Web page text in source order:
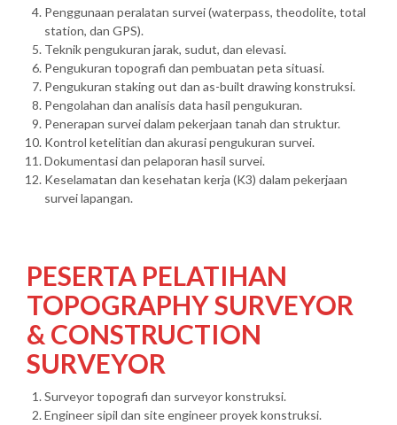
Penggunaan peralatan survei (waterpass, theodolite, total
station, dan GPS).
Teknik pengukuran jarak, sudut, dan elevasi.
Pengukuran topografi dan pembuatan peta situasi.
Pengukuran staking out dan as-built drawing konstruksi.
Pengolahan dan analisis data hasil pengukuran.
Penerapan survei dalam pekerjaan tanah dan struktur.
Kontrol ketelitian dan akurasi pengukuran survei.
Dokumentasi dan pelaporan hasil survei.
Keselamatan dan kesehatan kerja (K3) dalam pekerjaan
survei lapangan.
PESERTA PELATIHAN
TOPOGRAPHY SURVEYOR
& CONSTRUCTION
SURVEYOR
Surveyor topografi dan surveyor konstruksi.
Engineer sipil dan site engineer proyek konstruksi.